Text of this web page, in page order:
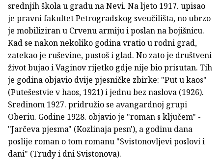
srednjih škola u gradu na Nevi. Na ljeto 1917. upisao
je pravni fakultet Petrogradskog sveučilišta, no ubrzo
je mobiliziran u Crvenu armiju i poslan na bojišnicu.
Kad se nakon nekoliko godina vratio u rodni grad,
zatekao je ruševine, pustoš i glad. No zato je društveni
život bujao i Vaginov rijetko gdje nije bio prisutan. Tih
je godina objavio dvije pjesničke zbirke: "Put u kaos"
(Putešestvie v haos, 1921) i jednu bez naslova (1926).
Sredinom 1927. pridružio se avangardnoj grupi
Oberiu. Godine 1928. objavio je "roman s ključem" -
"Jarčeva pjesma" (Kozlinaja pesn'), a godinu dana
poslije roman o tom romanu "Svistonovljevi poslovi i
dani" (Trudy i dni Svistonova).